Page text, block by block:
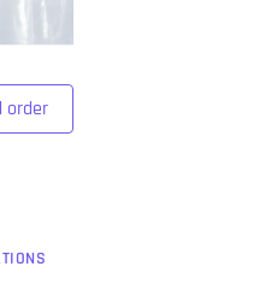
order
S